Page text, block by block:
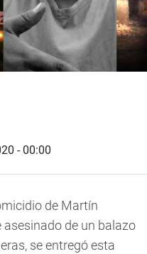
- 00:00
de Martín
asesinado de un balazo
se entregó esta